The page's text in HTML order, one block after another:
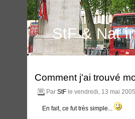
StF & Nat
Comment j'ai trouvé
Par StF le vendredi, 13 mai
En fait, ce fut très simple...